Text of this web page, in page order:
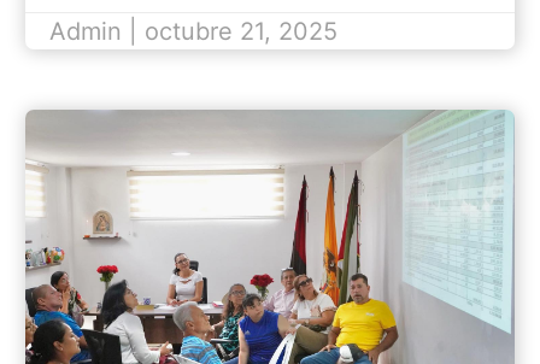
del GAD Municipal, se realizó el
Acto de Entrega de la Resolución
Cooperativa de…
Admin | octubre 21, 2025